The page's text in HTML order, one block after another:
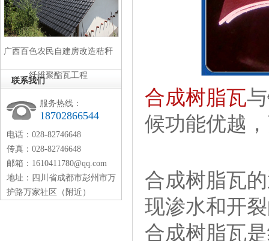
合成树脂瓦
候功能优越
合成树脂瓦
现渗水和开
合成树脂瓦
广西百色农民自建房改造秸秆
纤维聚酯瓦工程
联系我们
服务热线：
18702866544
电话：028-82746648
传真：028-82746648
邮箱：1610411780@qq.com
地址：四川省成都市彭州市万
护路万家社区（附近）